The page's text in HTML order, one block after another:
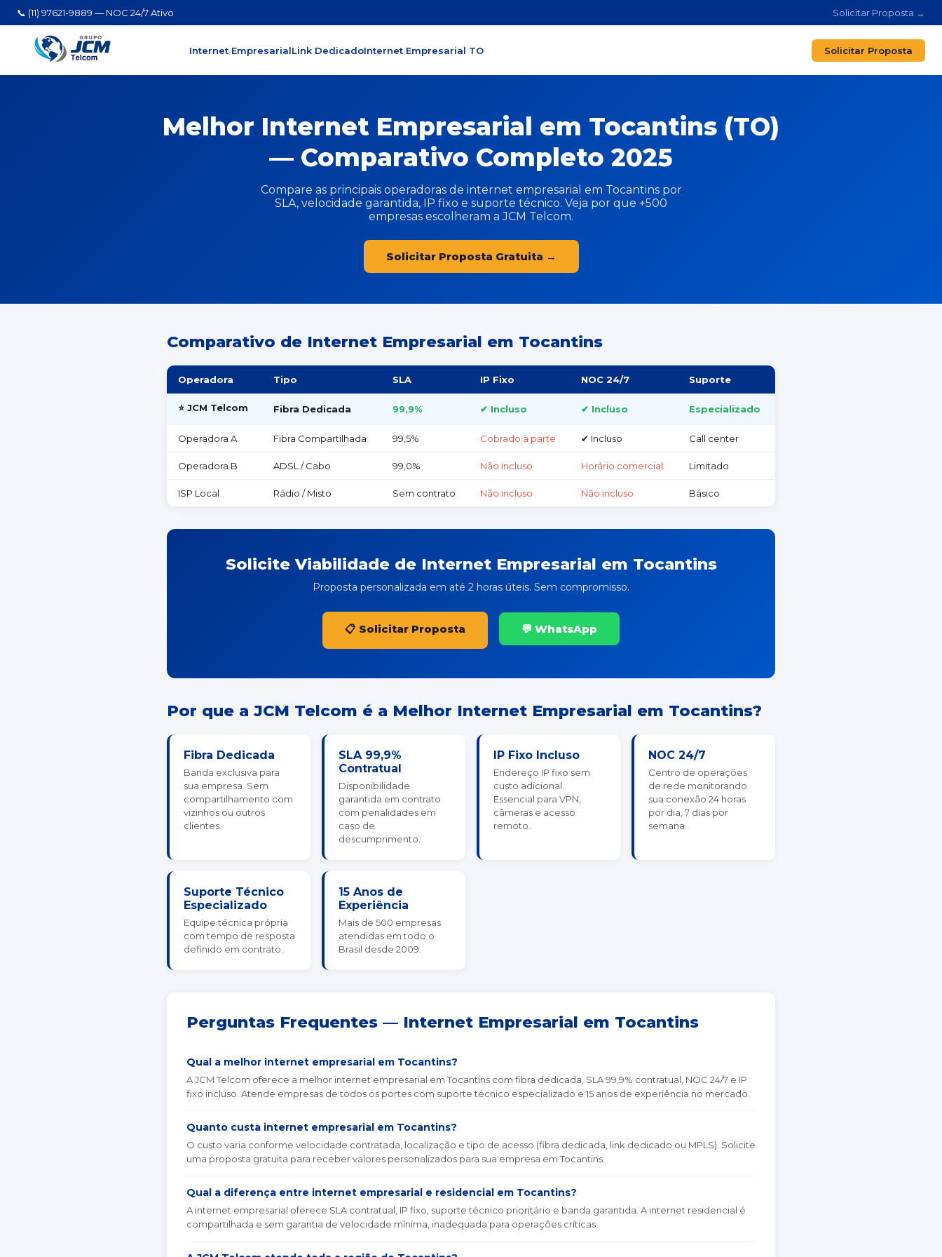
📞 (11) 97621-9889 — NOC 24/7 Ativo Solicitar Proposta →
Internet EmpresarialLink DedicadoInternet Empresarial TO Solicitar Proposta
Melhor Internet Empresarial em Tocantins (TO)
— Comparativo Completo 2025
Compare as principais operadoras de internet empresarial em Tocantins por
SLA, velocidade garantida, IP fixo e suporte técnico. Veja por que +500
empresas escolheram a JCM Telcom.
Solicitar Proposta Gratuita →
Comparativo de Internet Empresarial em Tocantins
Operadora Tipo SLA IP Fixo NOC 24/7 Suporte
⭐ JCM Telcom Fibra Dedicada 99,9% ✔ Incluso ✔ Incluso Especializado
Operadora A Fibra Compartilhada 99,5% Cobrado à parte ✔ Incluso Call center
Operadora B ADSL / Cabo 99,0% Não incluso Horário comercial Limitado
ISP Local Rádio / Misto Sem contrato Não incluso Não incluso Básico
Solicite Viabilidade de Internet Empresarial em Tocantins
Proposta personalizada em até 2 horas úteis. Sem compromisso.
📋 Solicitar Proposta 💬 WhatsApp
Por que a JCM Telcom é a Melhor Internet Empresarial em Tocantins?
Fibra Dedicada
Banda exclusiva para
sua empresa. Sem
compartilhamento com
vizinhos ou outros
clientes.
SLA 99,9%
Contratual
Disponibilidade
garantida em contrato
com penalidades em
caso de
descumprimento.
IP Fixo Incluso
Endereço IP fixo sem
custo adicional.
Essencial para VPN,
câmeras e acesso
remoto.
NOC 24/7
Centro de operações
de rede monitorando
sua conexão 24 horas
por dia, 7 dias por
semana.
Suporte Técnico
Especializado
Equipe técnica própria
com tempo de resposta
definido em contrato.
15 Anos de
Experiência
Mais de 500 empresas
atendidas em todo o
Brasil desde 2009.
Perguntas Frequentes — Internet Empresarial em Tocantins
Qual a melhor internet empresarial em Tocantins?
A JCM Telcom oferece a melhor internet empresarial em Tocantins com fibra dedicada, SLA 99,9% contratual, NOC 24/7 e IP
fixo incluso. Atende empresas de todos os portes com suporte técnico especializado e 15 anos de experiência no mercado.
Quanto custa internet empresarial em Tocantins?
O custo varia conforme velocidade contratada, localização e tipo de acesso (fibra dedicada, link dedicado ou MPLS). Solicite
uma proposta gratuita para receber valores personalizados para sua empresa em Tocantins.
Qual a diferença entre internet empresarial e residencial em Tocantins?
A internet empresarial oferece SLA contratual, IP fixo, suporte técnico prioritário e banda garantida. A internet residencial é
compartilhada e sem garantia de velocidade mínima, inadequada para operações críticas.